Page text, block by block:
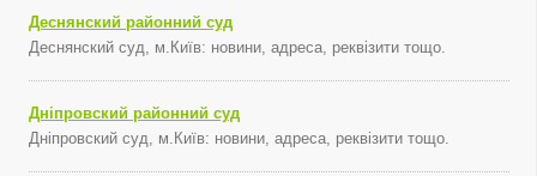
Деснянский районний суд
Деснянский суд, м.Київ: новини, адреса, реквізити тощо.
Дніпровский районний суд
Дніпровский суд, м.Київ: новини, адреса, реквізити тощо.